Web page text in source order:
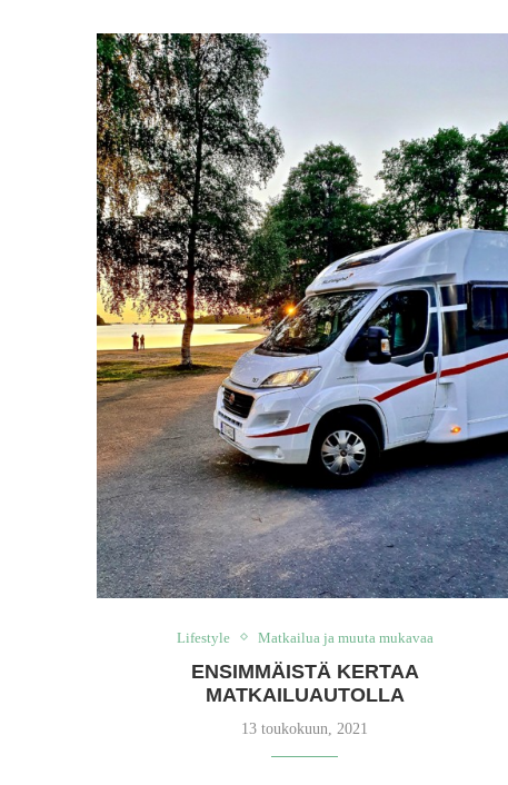
Lifestyle Matkailua ja muuta mukavaa
ENSIMMÄISTÄ KERTAA
MATKAILUAUTOLLA
13 toukokuun, 2021